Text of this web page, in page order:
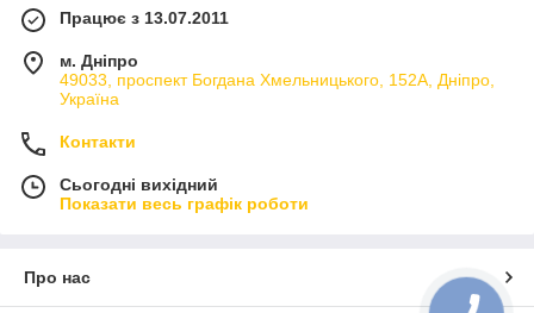
Працює з 13.07.2011
м. Дніпро
49033, проспект Богдана Хмельницького, 152А, Дніпро,
Україна
Контакти
Сьогодні вихідний
Показати весь графік роботи
Про нас